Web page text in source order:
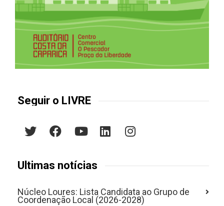
Seguir o LIVRE
Últimas notícias
Núcleo Loures: Lista Candidata ao Grupo de
Coordenação Local (2026-2028)